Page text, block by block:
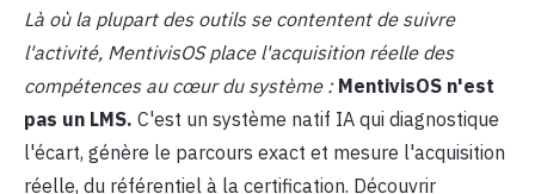
Là où la plupart des outils se contentent de suivre
l'activité, MentivisOS place l'acquisition réelle des
compétences au cœur du système : MentivisOS n'est
pas un LMS. C'est un système natif IA qui diagnostique
l'écart, génère le parcours exact et mesure l'acquisition
réelle, du référentiel à la certification. Découvrir